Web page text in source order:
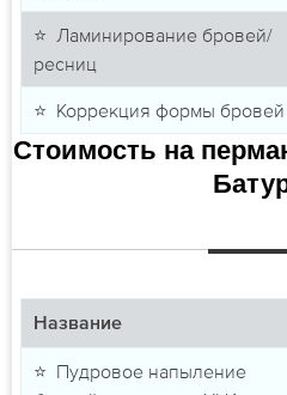
⭐ Ламинирование бровей/
ресниц
⭐ Коррекция формы бровей
Стоимость на
Название
⭐ Пудровое напыление